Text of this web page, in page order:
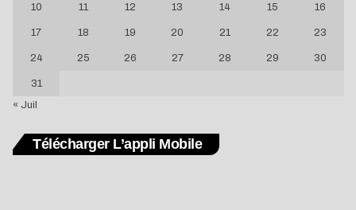
10 11 12 13 14 15 16
17 18 19 20 21 22 23
24 25 26 27 28 29 30
31
« Juil
Télécharger L’appli Mobile